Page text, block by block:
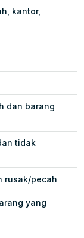
kantor,
dan barang
tidak
rusak/pecah
yang